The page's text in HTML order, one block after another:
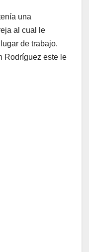
una
al cual le
de trabajo.
Rodríguez este le